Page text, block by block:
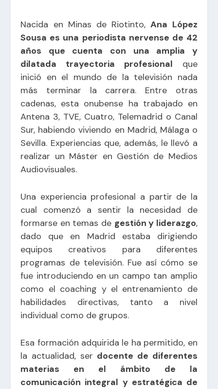
Nacida en Minas de Riotinto,Ana López
Sousa es una periodista nervense de 42
años que cuenta con una amplia y
dilatada trayectoria profesional que
inició en el mundo de la televisión nada
más terminar la carrera. Entre otras
cadenas, esta onubense ha trabajado en
Antena 3, TVE, Cuatro, Telemadrid o Canal
Sur, habiendo viviendo en Madrid, Málaga o
Sevilla. Experiencias que, además, le llevó a
realizar un Máster en Gestión de Medios
Audiovisuales.
Una experiencia profesional a partir de la
cual comenzó a sentir la necesidad de
formarse en temas de gestión y liderazgo,
dado que en Madrid estaba dirigiendo
equipos creativos para diferentes
programas de televisión. Fue así cómo se
fue introduciendo en un campo tan amplio
como el coaching y el entrenamiento de
habilidades directivas, tanto a nivel
individual como de grupos.
Esa formación adquirida le ha permitido, en
la actualidad, ser docente de diferentes
materias en el ámbito de la
comunicación integral y estratégica de